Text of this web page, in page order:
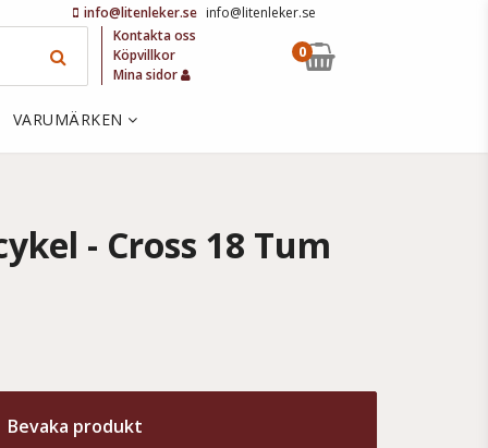
- Cross 18 Tum
Bevaka produkt
info@litenleker.se info@litenleker.se
Kontakta oss
Köpvillkor
Mina sidor
0
VARUMÄRKEN